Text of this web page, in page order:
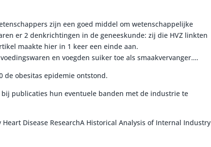
zijn een goed middel om wetenschappelijke
er 2 denkrichtingen in de geneeskunde: zij die HVZ linkten
maakte hier in 1 keer een einde aan.
en voegden suiker toe als smaakvervanger….
de obesitas epidemie ontstond.
publicaties hun eventuele banden met de industrie te
Disease ResearchA Historical Analysis of Internal Industry